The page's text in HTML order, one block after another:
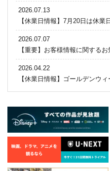
2026.07.13
【休業日情報】7月20日は休業
2026.07.07
【重要】お客様情報に関する
2026.04.22
【休業日情報】ゴールデンウ